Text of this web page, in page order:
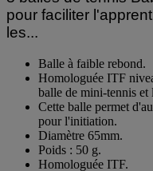
3 balles de tennis
pour faciliter
Balle à faible rebond.
Homologuée ITF
balle de mini-tennis et
Cette balle permet
pour l'initiation.
Diamètre 65mm.
Poids : 50 g.